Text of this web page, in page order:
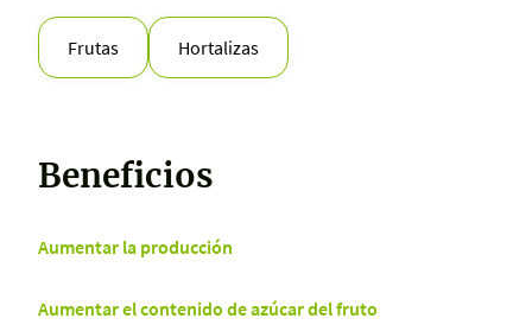
Frutas Hortalizas
Beneficios
Aumentar la producción
Aumentar el contenido de azúcar del fruto